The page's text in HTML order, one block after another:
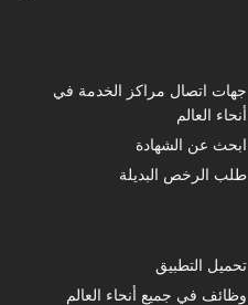
جهات اتصال مراكز الخدمة في
أنحاء العالم
ابحث عن الشهادة
طلب الرخص البديلة
تحميل التطبيق
وظائف في جميع أنحاء العالم